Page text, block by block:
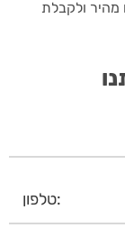
מהיר ולקבלת